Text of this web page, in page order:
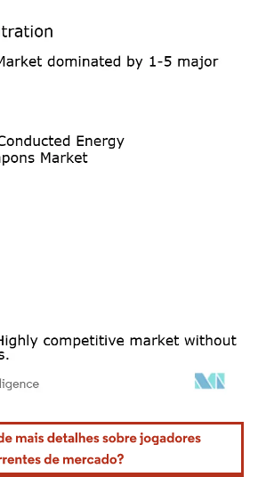
O reuso requer atribuição conforme CC BY 4.0.